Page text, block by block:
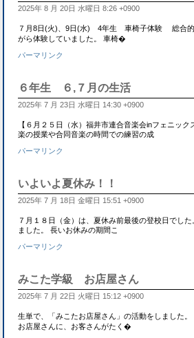
2025年 8 月 20日 水曜日 8:26 +0900
７月8日(火)、9日(水) 4年生 車椅子体験 総合的
がら体験していました。 車椅�
パーマリンク
６年生 ６,７月の生活
2025年 7 月 23日 水曜日 14:30 +0900
【６月２５日（水）福井市連合音楽会inフェニッ
楽の授業や合同音楽の時間での練習の成
パーマリンク
いよいよ夏休み！！
2025年 7 月 18日 金曜日 15:51 +0900
７月１８日（金）は、夏休み前最後の登校日でし
ました。 長いお休みの期間こ
パーマリンク
みこた学級 お店屋さん
2025年 7 月 22日 火曜日 15:12 +0900
生単で、「みこたお店屋さん」の活動をしました
お店屋さんに、お客さんがたく�